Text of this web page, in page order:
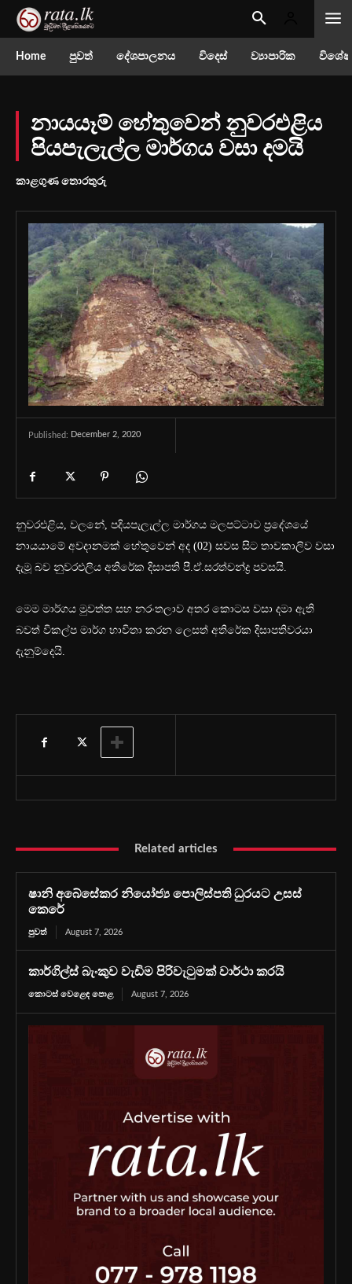
Home පුවත් දේශපාලනය විදෙස් ව්‍යාපාරික
නායයෑම් හේතුවෙන් නුවරඑළිය
පියපැලැල්ල මාර්ගය වසා දමයි
කාළගුණ තොරතුරු
Published: December 2, 2020
නුවරඑළිය, වලනේ, පදියපැලැල්ල මාර්ගය මලපට්ටාව ප්‍රදේශයේ
නායයාමේ අවදානමක් හේතුවෙන් අද (02) සවස සිට තාවකාලිව වසා
දැමූ බව නුවරඑලිය අතිරේක දිසාපති පී.ඒ.සරත්චන්ද්‍ර පවසයි.
මෙම මාර්ගය මුවත්ත සහ නරංතලාව අතර කොටස වසා දමා ඇති
බවත් විකල්ප මාර්ග භාවිතා කරන ලෙසත් අතිරේක දිසාපතිවරයා
දැනුම්දෙයි.
Related articles
ෂානි අබේසේකර නියෝජ්‍ය පොලිස්පති ධුරයට උසස්
කෙරේ
පුවත් August 7, 2026
කාර්ගිල්ස් බැංකුව වැඩිම පිරිවැටුමක් වාර්ථා කරයි
කොටස් වෙළෙඳ පොළ August 7, 2026